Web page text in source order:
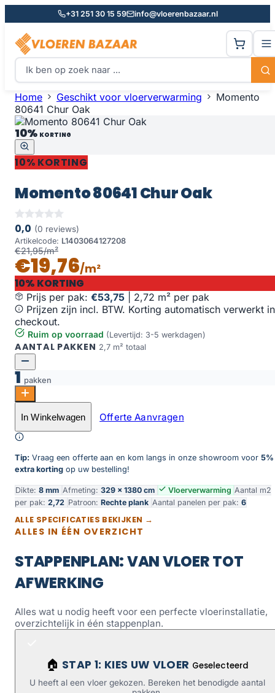
+31 251 30 15 59 info@vloerenbazaar.nl
Home Geschikt voor vloerverwarming
Momento
80641 Chur Oak
10% KORTING
10% KORTING
Momento 80641 Chur Oak
0,0 (0 reviews)
Artikelcode: L1403064127208
€21,95/m²
€19,76/m²
10% KORTING
Prijs per pak: €53,75
2,72 m² per pak
Prijzen zijn incl. BTW. Korting automatisch verwerkt in
checkout.
Ruim op voorraad (Levertijd: 3-5 werkdagen)
AANTAL PAKKEN 2,7 m² totaal
1 pakken
Momento 80641 Chur Oak aantal
Toevoegen aan winkelwagen
In Winkelwagen Offerte Aanvragen
Tip: Vraag een offerte aan en kom langs in onze showroom voor 5%
extra korting op uw bestelling!
Dikte: 8 mm Afmeting: 329 × 1380 cm Vloerverwarming Aantal m2
per pak: 2,72 Patroon: Rechte plank Aantal panelen per pak: 6
ALLE SPECIFICATIES BEKIJKEN →
ALLES IN ÉÉN OVERZICHT
STAPPENPLAN: VAN VLOER TOT
AFWERKING
Alles wat u nodig heeft voor een perfecte vloerinstallatie,
overzichtelijk in één stappenplan.
🏠 STAP 1: KIES UW VLOER Geselecteerd
U heeft al een vloer gekozen. Bereken het benodigde aantal